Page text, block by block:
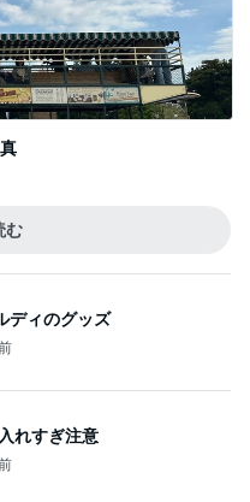
む
ディのグッズ
れすぎ注意